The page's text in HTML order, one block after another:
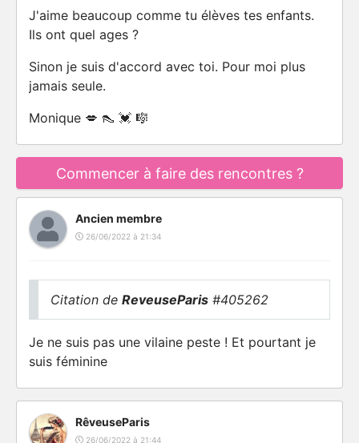
J'aime beaucoup comme tu élèves tes enfants.
Ils ont quel ages ?
Sinon je suis d'accord avec toi. Pour moi plus
jamais seule.
Monique 💋 👠 💓 🎼
Commencer à faire des rencontres ?
Ancien membre
26/06/2022 à 21:34
Citation de ReveuseParis #405262
Je ne suis pas une vilaine peste ! Et pourtant je
suis féminine
RêveuseParis
26/06/2022 à 21:44